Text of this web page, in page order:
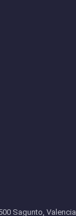
Sagunto, Valencia